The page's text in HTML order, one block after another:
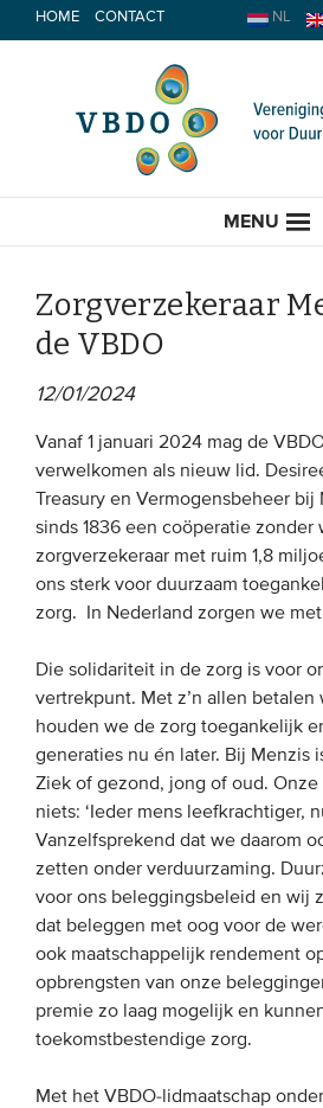
Spring
naar
HOME CONTACT NL
MENU
Nieuws
Opinie
Van leden &
MEDIA
Publicaties
Webinars
Podcasts
Video’s
WIE WE ZIJN
Vereniging
Onze leden
Zorgverzekeraar
de VBDO
12/01/2024
Vanaf 1 januari 2024 mag de
verwelkomen als nieuw lid.
Treasury en Vermogensbeheer bij
sinds 1836 een coöperatie zonder
zorgverzekeraar met ruim 1,8
ons sterk voor duurzaam
zorg. In Nederland zorgen we met
Die solidariteit in de zorg is voor
vertrekpunt. Met z’n allen betalen
houden we de zorg toegankelijk
generaties nu én later. Bij Menzis
Ziek of gezond, jong of oud.
niets: ‘Ieder mens leefkrachtiger,
Vanzelfsprekend dat we daarom
zetten onder verduurzaming.
voor ons beleggingsbeleid en wij
dat beleggen met oog voor de
ook maatschappelijk rendement
opbrengsten van onze
premie zo laag mogelijk en
toekomstbestendige zorg.
Met het VBDO-lidmaatschap